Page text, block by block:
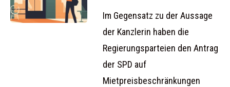
abgelehnt
Im Gegensatz zu der Aussage
der Kanzlerin haben die
Regierungsparteien den Antrag
der SPD auf
Mietpreisbeschränkungen